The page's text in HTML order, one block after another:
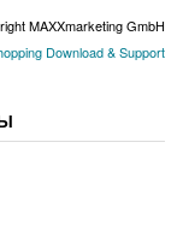
MAXXmarketing GmbH
Download & Support